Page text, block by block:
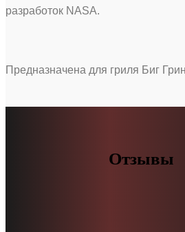
разработок NASA.
Предназначена для гриля Биг
Отзывы